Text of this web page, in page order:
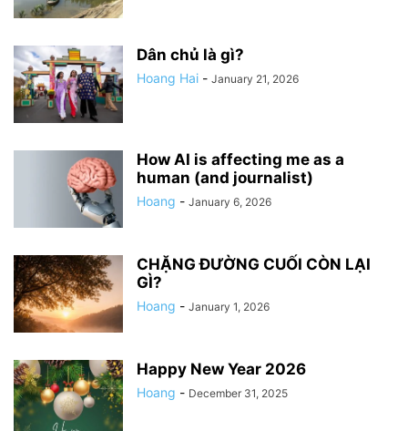
Dân chủ là gì?
Hoang Hai - January 21, 2026
How AI is affecting me as a
human (and journalist)
Hoang - January 6, 2026
CHẶNG ĐƯỜNG CUỐI CÒN LẠI
GÌ?
Hoang - January 1, 2026
Happy New Year 2026
Hoang - December 31, 2025